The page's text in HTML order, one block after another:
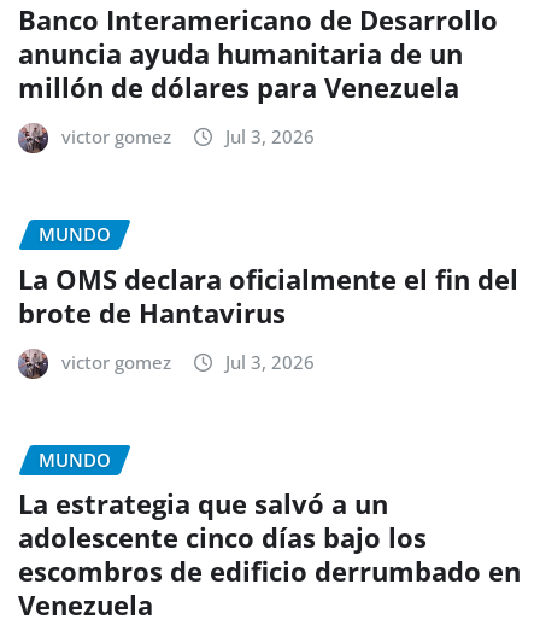
Banco Interamericano de Desarrollo
anuncia ayuda humanitaria de un
millón de dólares para Venezuela
victor gomez Jul 3, 2026
MUNDO
La OMS declara oficialmente el fin del
brote de Hantavirus
victor gomez Jul 3, 2026
MUNDO
La estrategia que salvó a un
adolescente cinco días bajo los
escombros de edificio derrumbado en
Venezuela